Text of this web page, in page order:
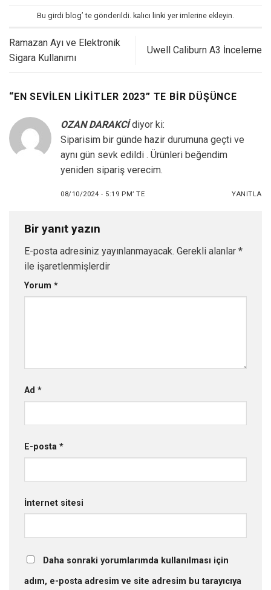
Bu girdi blog’ te gönderildi. kalıcı linki yer imlerine ekleyin.
Ramazan Ayı ve Elektronik
Sigara Kullanımı
Uwell Caliburn A3 İnceleme
“EN SEVILEN LIKITLER 2023” TE BIR DÜŞÜNCE
OZAN DARAKCİ diyor ki:
Siparisim bir günde hazir durumuna geçti ve
aynı gün sevk edildi . Ürünleri beğendim
yeniden sipariş verecim.
08/10/2024 - 5:19 PM’ TE YANITLA
Bir yanıt yazın
E-posta adresiniz yayınlanmayacak. Gerekli alanlar *
ile işaretlenmişlerdir
Yorum *
Ad *
E-posta *
İnternet sitesi
Daha sonraki yorumlarımda kullanılması için
adım, e-posta adresim ve site adresim bu tarayıcıya